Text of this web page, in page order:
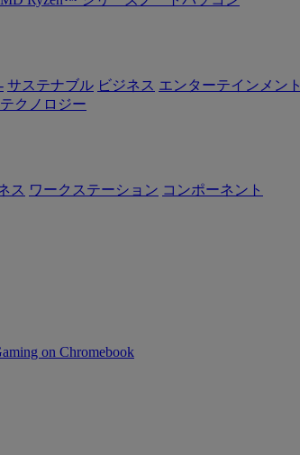
サステナブル ビジネス エンターテインメント
クノロジー
ス ワークステーション コンポーネント
on Chromebook